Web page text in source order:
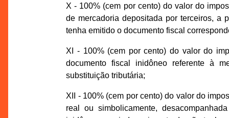
X - 100% (cem por cento) do valor do
de mercadoria depositada por terceiros, a
tenha emitido o documento fiscal
XI - 100% (cem por cento) do valor do
documento fiscal inidôneo referente à
substituição tributária;
XII - 100% (cem por cento) do valor do
real ou simbolicamente,